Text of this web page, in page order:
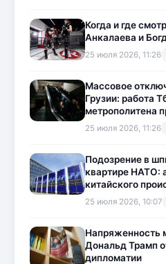
Когда и где
Анкалаева и
25 июля 2026, 11:26
Массовое
Грузии: работа
метрополитена
25 июля 2026, 11:26
Подозрение в
квартире НАТО:
китайского
25 июля 2026, 10:07
Дональд Трамп
дипломатии